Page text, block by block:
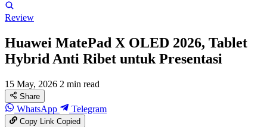
Review
Huawei MatePad X OLED 2026, Tablet
Hybrid Anti Ribet untuk Presentasi
15 May, 2026 2 min read
Share
WhatsApp Telegram
Copy LinkCopied